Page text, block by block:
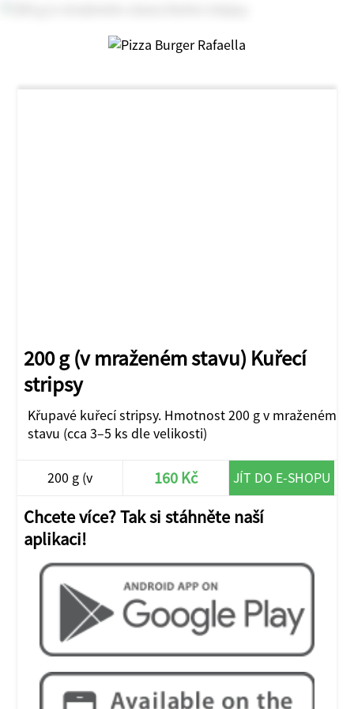
200 g (v mraženém stavu) Kuřecí
stripsy
Křupavé kuřecí stripsy. Hmotnost 200 g v mraženém
stavu (cca 3–5 ks dle velikosti)
200 g (v
mraženém stavu)
160 Kč JÍT DO E-SHOPU
Chcete více? Tak si stáhněte naší
aplikaci!